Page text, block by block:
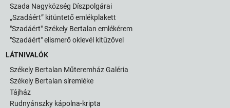
Szada Nagyközség Díszpolgárai
„Szadáért” kitüntető emlékplakett
"Szadáért" Székely Bertalan emlékérem
"Szadáért" elismerő oklevél kitűzővel
LÁTNIVALÓK
Székely Bertalan Műteremház Galéria
Székely Bertalan síremléke
Tájház
Rudnyánszky kápolna-kripta